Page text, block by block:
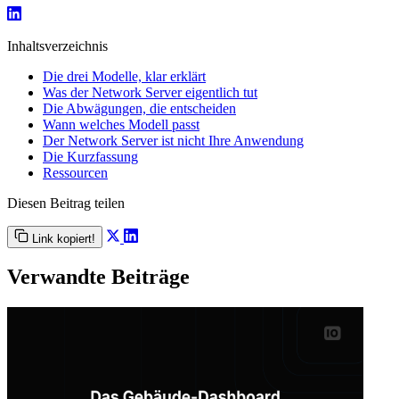
Inhaltsverzeichnis
Die drei Modelle, klar erklärt
Was der Network Server eigentlich tut
Die Abwägungen, die entscheiden
Wann welches Modell passt
Der Network Server ist nicht Ihre Anwendung
Die Kurzfassung
Ressourcen
Diesen Beitrag teilen
Link kopiert!
Verwandte Beiträge